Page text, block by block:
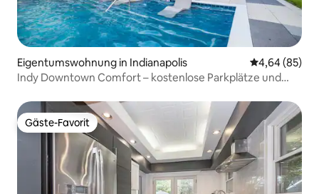
Eigentumswohnung in Indianapolis
4,64 (85)
Indy Downtown Comfort – kostenlose Parkplätze und
Gäste-Favorit
Gäste-Favorit